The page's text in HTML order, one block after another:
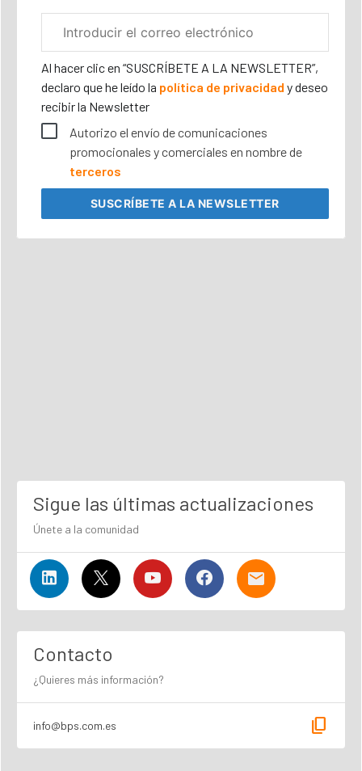
electrónico
corporativo
Al hacer clic en “SUSCRÍBETE A LA NEWSLETTER”,
declaro que he leído la política de privacidad y deseo
recibir la Newsletter
Autorizo el envío de comunicaciones
promocionales y comerciales en nombre de
terceros
SUSCRÍBETEA LA NEWSLETTER
Sigue las últimas actualizaciones
Únete a la comunidad
Contacto
¿Quieres más información?
info@bps.com.es content_copy